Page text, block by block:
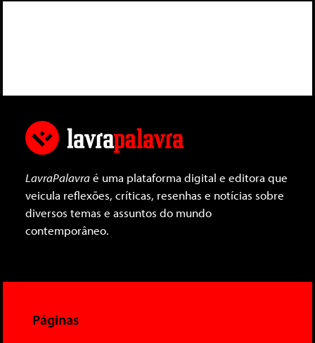
LavraPalavraé uma plataforma digital e editora que
veicula reflexões, críticas, resenhas e notícias sobre
diversos temas e assuntos do mundo
contemporâneo.
Páginas